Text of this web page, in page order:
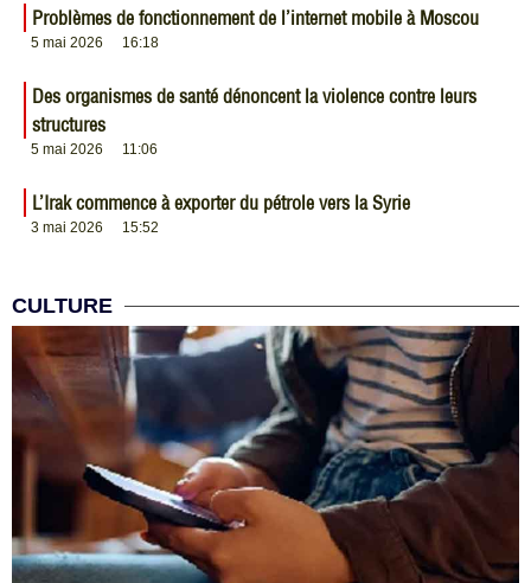
Problèmes de fonctionnement de l’internet mobile à Moscou
5 mai 2026 16:18
Des organismes de santé dénoncent la violence contre leurs
structures
5 mai 2026 11:06
L’Irak commence à exporter du pétrole vers la Syrie
3 mai 2026 15:52
CULTURE